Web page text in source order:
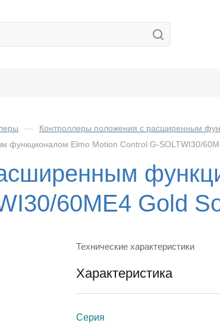
— Контроллеры положения с расширенным
функционалом Elmo Motion Control G-SOLTWI30/
60ME4 Gold
Технические характеристики
Характеристика
Серия